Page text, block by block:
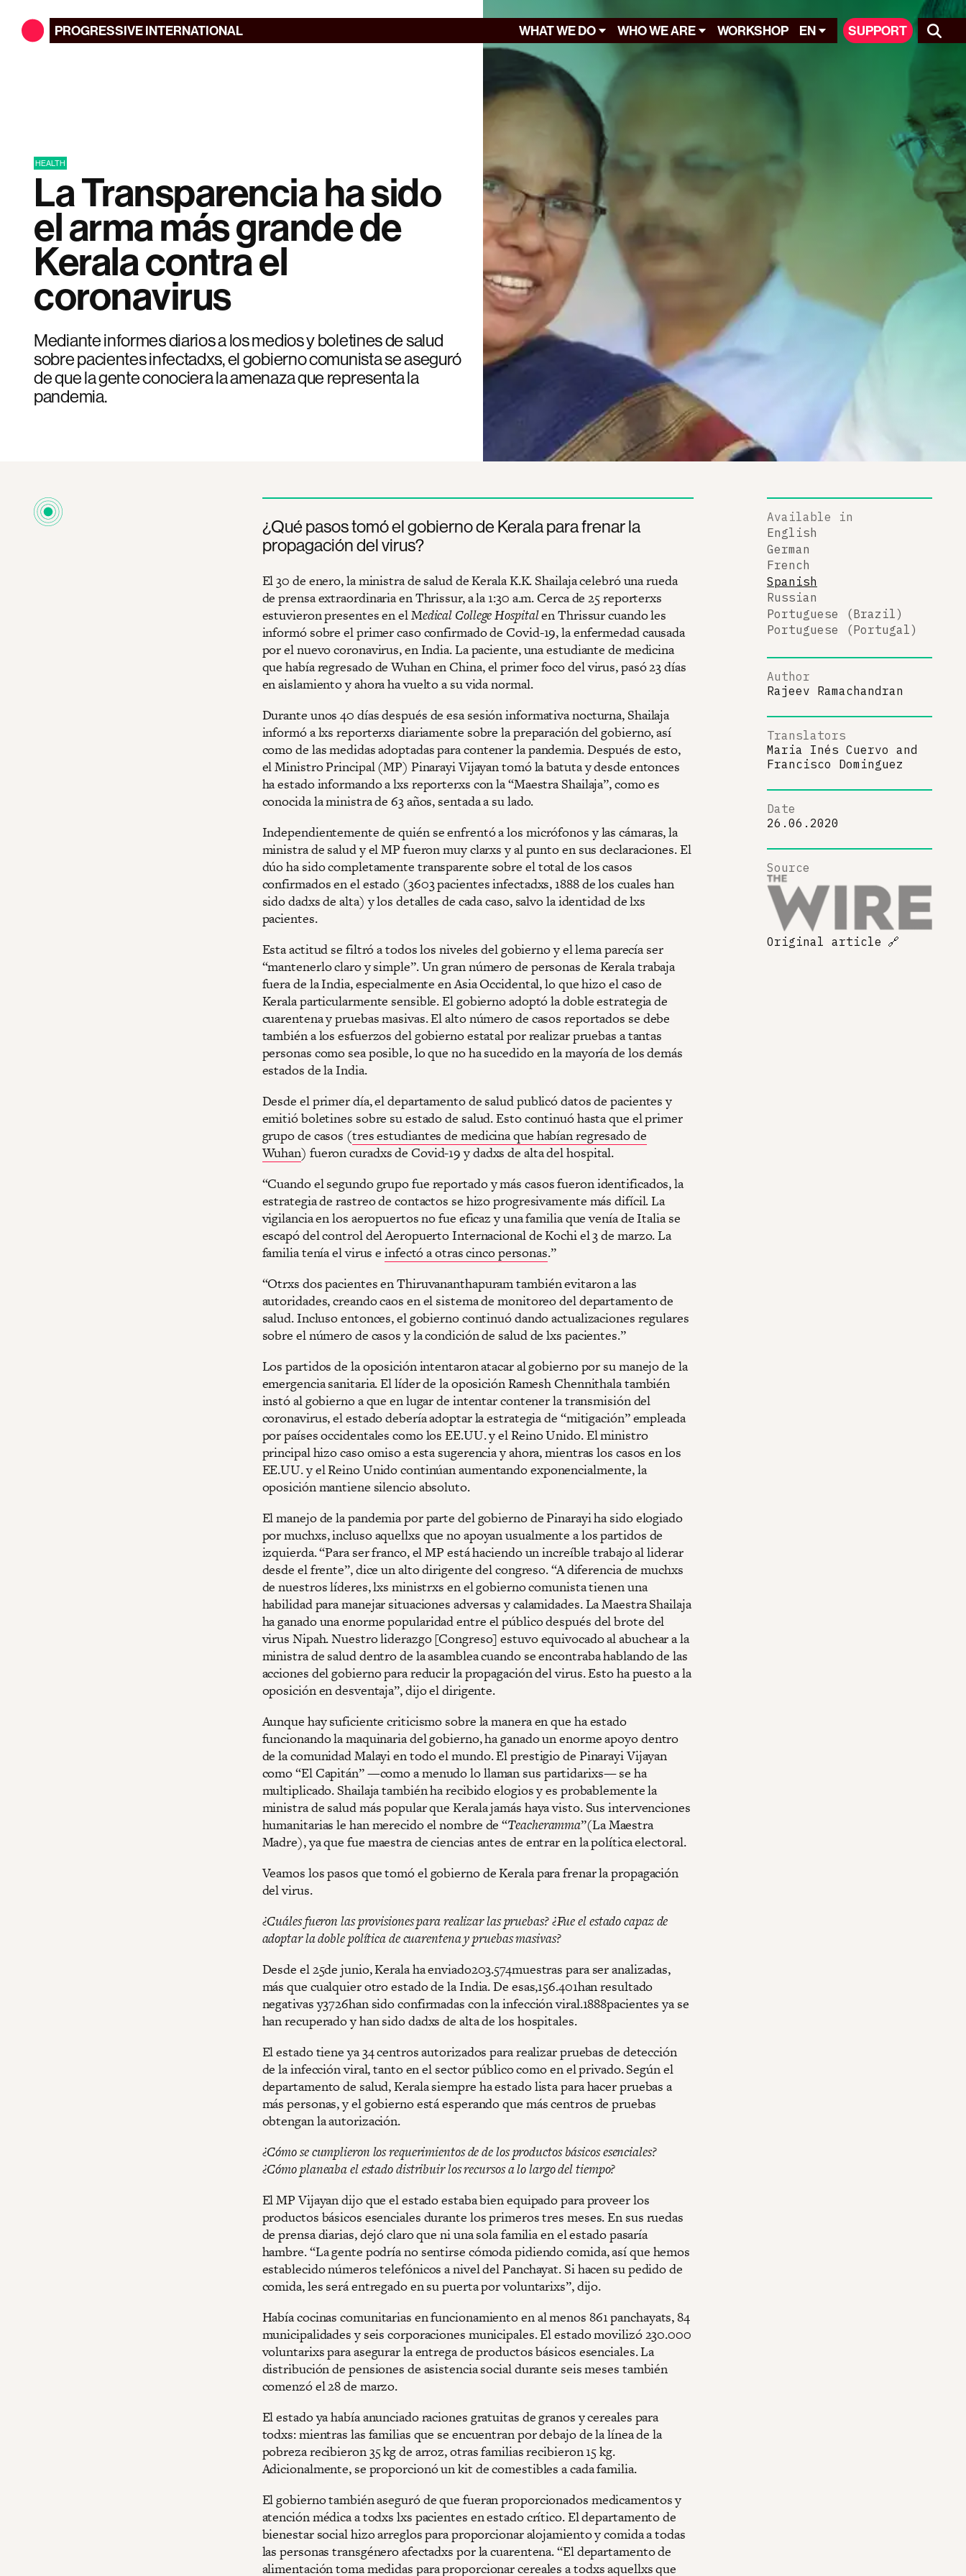
PROGRESSIVEINTERNATIONAL WHAT WE DO WHO WE ARE WORKSHOP EN SUPPORT
HEALTH
La Transparencia ha sido
el arma más grande de
Kerala contra el
coronavirus
Mediante informes diarios a los medios y boletines de salud
sobre pacientes infectadxs, el gobierno comunista se aseguró
de que la gente conociera la amenaza que representa la
pandemia.
¿Qué pasos tomó el gobierno de Kerala para frenar la
propagación del virus?
El 30 de enero, la ministra de salud de Kerala K.K. Shailaja celebró una rueda
de prensa extraordinaria en Thrissur, a la 1:30 a.m. Cerca de 25 reporterxs
estuvieron presentes en el Medical College Hospitalen Thrissur cuando les
informó sobre el primer caso confirmado de Covid-19, la enfermedad causada
por el nuevo coronavirus, en India. La paciente, una estudiante de medicina
que había regresado de Wuhan en China, el primer foco del virus, pasó 23 días
en aislamiento y ahora ha vuelto a su vida normal.
Durante unos 40 días después de esa sesión informativa nocturna, Shailaja
informó a lxs reporterxs diariamente sobre la preparación del gobierno, así
como de las medidas adoptadas para contener la pandemia. Después de esto,
el Ministro Principal (MP) Pinarayi Vijayan tomó la batuta y desde entonces
ha estado informando a lxs reporterxs con la “Maestra Shailaja”, como es
conocida la ministra de 63 años, sentada a su lado.
Independientemente de quién se enfrentó a los micrófonos y las cámaras, la
ministra de salud y el MP fueron muy clarxs y al punto en sus declaraciones. El
dúo ha sido completamente transparente sobre el total de los casos
confirmados en el estado (3603 pacientes infectadxs, 1888 de los cuales han
sido dadxs de alta) y los detalles de cada caso, salvo la identidad de lxs
pacientes.
Esta actitud se filtró a todos los niveles del gobierno y el lema parecía ser
“mantenerlo claro y simple”. Un gran número de personas de Kerala trabaja
fuera de la India, especialmente en Asia Occidental, lo que hizo el caso de
Kerala particularmente sensible. El gobierno adoptó la doble estrategia de
cuarentena y pruebas masivas. El alto número de casos reportados se debe
también a los esfuerzos del gobierno estatal por realizar pruebas a tantas
personas como sea posible, lo que no ha sucedido en la mayoría de los demás
estados de la India.
Desde el primer día, el departamento de salud publicó datos de pacientes y
emitió boletines sobre su estado de salud. Esto continuó hasta que el primer
grupo de casos (tres estudiantes de medicina que habían regresado de
Wuhan) fueron curadxs de Covid-19 y dadxs de alta del hospital.
“Cuando el segundo grupo fue reportado y más casos fueron identificados, la
estrategia de rastreo de contactos se hizo progresivamente más difícil. La
vigilancia en los aeropuertos no fue eficaz y una familia que venía de Italia se
escapó del control del Aeropuerto Internacional de Kochi el 3 de marzo. La
familia tenía el virus e infectó a otras cinco personas.”
“Otrxs dos pacientes en Thiruvananthapuram también evitaron a las
autoridades, creando caos en el sistema de monitoreo del departamento de
salud. Incluso entonces, el gobierno continuó dando actualizaciones regulares
sobre el número de casos y la condición de salud de lxs pacientes.”
Los partidos de la oposición intentaron atacar al gobierno por su manejo de la
emergencia sanitaria. El líder de la oposición Ramesh Chennithala también
instó al gobierno a que en lugar de intentar contener la transmisión del
coronavirus, el estado debería adoptar la estrategia de “mitigación” empleada
por países occidentales como los EE.UU. y el Reino Unido. El ministro
principal hizo caso omiso a esta sugerencia y ahora, mientras los casos en los
EE.UU. y el Reino Unido continúan aumentando exponencialmente, la
oposición mantiene silencio absoluto.
El manejo de la pandemia por parte del gobierno de Pinarayi ha sido elogiado
por muchxs, incluso aquellxs que no apoyan usualmente a los partidos de
izquierda. “Para ser franco, el MP está haciendo un increíble trabajo al liderar
desde el frente”, dice un alto dirigente del congreso. “A diferencia de muchxs
de nuestros líderes, lxs ministrxs en el gobierno comunista tienen una
habilidad para manejar situaciones adversas y calamidades. La Maestra Shailaja
ha ganado una enorme popularidad entre el público después del brote del
virus Nipah. Nuestro liderazgo [Congreso] estuvo equivocado al abuchear a la
ministra de salud dentro de la asamblea cuando se encontraba hablando de las
acciones del gobierno para reducir la propagación del virus. Esto ha puesto a la
oposición en desventaja”, dijo el dirigente.
Aunque hay suficiente criticismo sobre la manera en que ha estado
funcionando la maquinaria del gobierno, ha ganado un enorme apoyo dentro
de la comunidad Malayi en todo el mundo. El prestigio de Pinarayi Vijayan
como “El Capitán” —como a menudo lo llaman sus partidarixs— se ha
multiplicado. Shailaja también ha recibido elogios y es probablemente la
ministra de salud más popular que Kerala jamás haya visto. Sus intervenciones
humanitarias le han merecido el nombre de “Teacheramma”(La Maestra
Madre), ya que fue maestra de ciencias antes de entrar en la política electoral.
Veamos los pasos que tomó el gobierno de Kerala para frenar la propagación
del virus.
¿Cuáles fueron las provisiones para realizar las pruebas? ¿Fue el estado capaz de
adoptar la doble política de cuarentena y pruebas masivas?
Desde el 25de junio, Kerala ha enviado203.574muestras para ser analizadas,
más que cualquier otro estado de la India. De esas,156.401han resultado
negativas y3726han sido confirmadas con la infección viral.1888pacientes ya se
han recuperado y han sido dadxs de alta de los hospitales.
El estado tiene ya 34 centros autorizados para realizar pruebas de detección
de la infección viral, tanto en el sector público como en el privado. Según el
departamento de salud, Kerala siempre ha estado lista para hacer pruebas a
más personas, y el gobierno está esperando que más centros de pruebas
obtengan la autorización.
¿Cómo se cumplieron los requerimientos de de los productos básicos esenciales?
¿Cómo planeaba el estado distribuir los recursos a lo largo del tiempo?
El MP Vijayan dijo que el estado estaba bien equipado para proveer los
productos básicos esenciales durante los primeros tres meses. En sus ruedas
de prensa diarias, dejó claro que ni una sola familia en el estado pasaría
hambre. “La gente podría no sentirse cómoda pidiendo comida, así que hemos
establecido números telefónicos a nivel del Panchayat. Si hacen su pedido de
comida, les será entregado en su puerta por voluntarixs”, dijo.
Había cocinas comunitarias en funcionamiento en al menos 861 panchayats, 84
municipalidades y seis corporaciones municipales. El estado movilizó 230.000
voluntarixs para asegurar la entrega de productos básicos esenciales. La
distribución de pensiones de asistencia social durante seis meses también
comenzó el 28 de marzo.
El estado ya había anunciado raciones gratuitas de granos y cereales para
todxs: mientras las familias que se encuentran por debajo de la línea de la
pobreza recibieron 35 kg de arroz, otras familias recibieron 15 kg.
Adicionalmente, se proporcionó un kit de comestibles a cada familia.
El gobierno también aseguró de que fueran proporcionados medicamentos y
atención médica a todxs lxs pacientes en estado crítico. El departamento de
bienestar social hizo arreglos para proporcionar alojamiento y comida a todas
las personas transgénero afectadxs por la cuarentena. “El departamento de
alimentación toma medidas para proporcionar cereales a todxs aquellxs que
Available in
English
German
French
Spanish
Russian
Portuguese (Brazil)
Portuguese (Portugal)
Author
Rajeev Ramachandran
Translators
Maria Inés Cuervo and
Francisco Dominguez
Date
26.06.2020
Source
Original article 🔗